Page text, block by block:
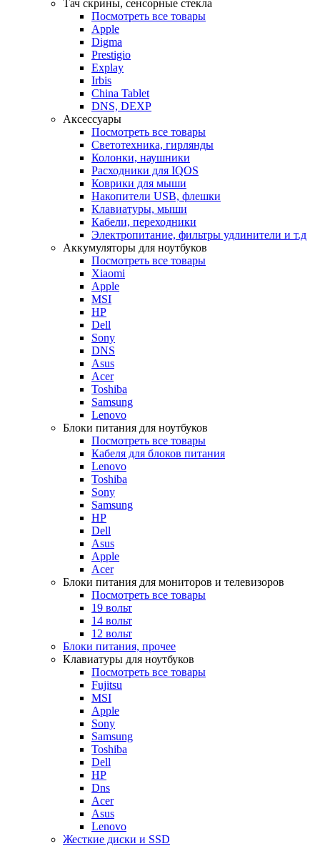
Тач скрины, сенсорные стекла
Посмотреть все товары
Apple
Digma
Prestigio
Explay
Irbis
China Tablet
DNS, DEXP
Аксессуары
Посмотреть все товары
Светотехника, гирлянды
Колонки, наушники
Расходники для IQOS
Коврики для мыши
Накопители USB, флешки
Клавиатуры, мыши
Кабели, переходники
Электропитание, фильтры удлинители и т.д
Аккумуляторы для ноутбуков
Посмотреть все товары
Xiaomi
Apple
MSI
HP
Dell
Sony
DNS
Asus
Acer
Toshiba
Samsung
Lenovo
Блоки питания для ноутбуков
Посмотреть все товары
Кабеля для блоков питания
Lenovo
Toshiba
Sony
Samsung
HP
Dell
Asus
Apple
Acer
Блоки питания для мониторов и телевизоров
Посмотреть все товары
19 вольт
14 вольт
12 вольт
Блоки питания, прочее
Клавиатуры для ноутбуков
Посмотреть все товары
Fujitsu
MSI
Apple
Sony
Samsung
Toshiba
Dell
HP
Dns
Acer
Asus
Lenovo
Жесткие диски и SSD